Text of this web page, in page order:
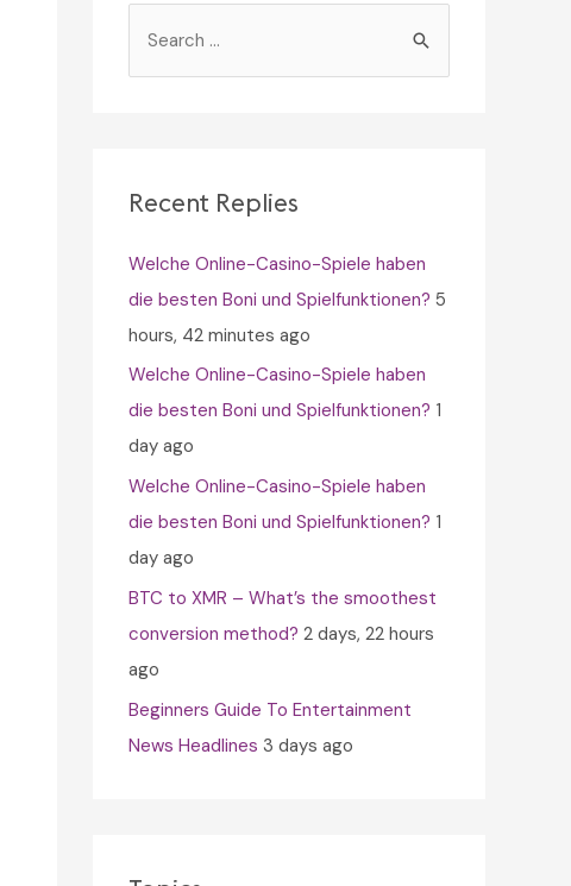
h
o
r
:
Recent Replies
Welche Online-Casino-Spiele haben
die besten Boni und Spielfunktionen? 5
hours, 42 minutes ago
Welche Online-Casino-Spiele haben
die besten Boni und Spielfunktionen? 1
day ago
Welche Online-Casino-Spiele haben
die besten Boni und Spielfunktionen? 1
day ago
BTC to XMR – What’s the smoothest
conversion method? 2 days, 22 hours
ago
Beginners Guide To Entertainment
News Headlines 3 days ago